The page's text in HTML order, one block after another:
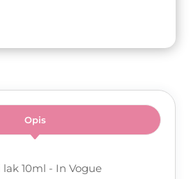
Opis
10ml - In Vogue